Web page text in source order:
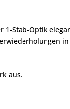
1-Stab-Optik
aus.